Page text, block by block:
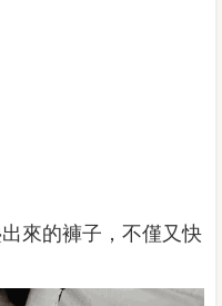
來的褲子，不僅又快